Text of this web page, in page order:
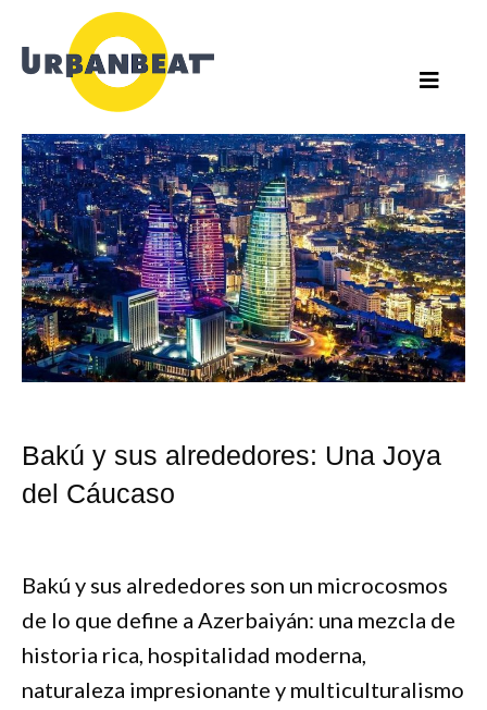
contenido
Bakú y sus alrededores: Una Joya
del Cáucaso
Bakú y sus alrededores son un microcosmos
de lo que define a Azerbaiyán: una mezcla de
historia rica, hospitalidad moderna,
naturaleza impresionante y multiculturalismo